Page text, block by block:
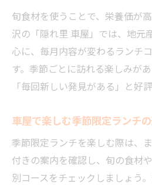
旬食材を使うことで、栄養価が
沢の「隠れ里 車屋」では、地元
心に、毎月内容が変わるランチ
す。季節ごとに訪れる楽しみが
「毎回新しい発見がある」と好評
車屋で楽しむ季節限定ランチ
季節限定ランチを楽しむ際は、
付きの案内を確認し、旬の食材
別コースをチェックしましょう